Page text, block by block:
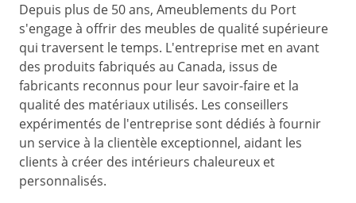
Depuis plus de 50 ans, Ameublements du Port
s'engage à offrir des meubles de qualité supérieure
qui traversent le temps. L'entreprise met en avant
des produits fabriqués au Canada, issus de
fabricants reconnus pour leur savoir-faire et la
qualité des matériaux utilisés. Les conseillers
expérimentés de l'entreprise sont dédiés à fournir
un service à la clientèle exceptionnel, aidant les
clients à créer des intérieurs chaleureux et
personnalisés.